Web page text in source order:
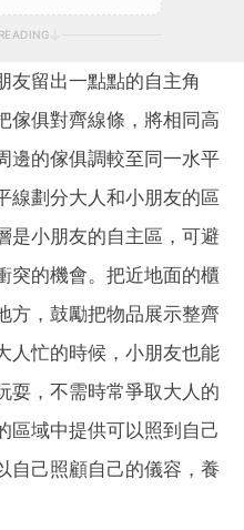
友留出一點點的自主角
傢俱對齊線條，將相同高
邊的傢俱調較至同一水平
線劃分大人和小朋友的區
是小朋友的自主區，可避
突的機會。把近地面的櫃
方，鼓勵把物品展示整齊
人忙的時候，小朋友也能
耍，不需時常爭取大人的
區域中提供可以照到自己
自己照顧自己的儀容，養